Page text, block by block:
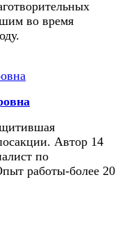
во время
Автор 14
по
работы-более 20